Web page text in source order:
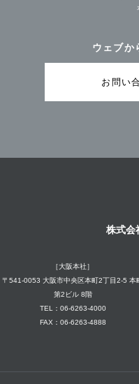
ウェブか
お問い
株式会
［大阪本社］
〒541-0053 大阪市中央区本町2丁目2-5 本
第2ビル 8階
TEL：06-6263-4000
FAX：06-6263-4888